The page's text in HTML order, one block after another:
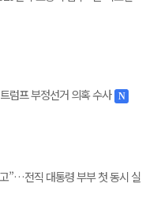
럼프 부정선거 의혹 수사 N
”…전직 대통령 부부 첫 동시 실